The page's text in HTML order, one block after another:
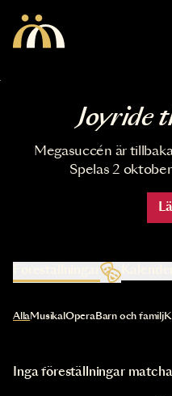
Joyride
Megasuccén är
Spelas 2
Kalender
Val av kategori uppdaterar
AllaMusikal OperaBarn och familj
Inga föreställningar